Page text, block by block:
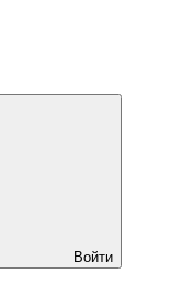
Войти